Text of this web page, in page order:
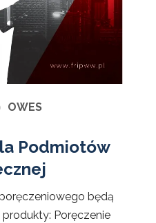
OWES
Podmiotów
będą
Poręczenie